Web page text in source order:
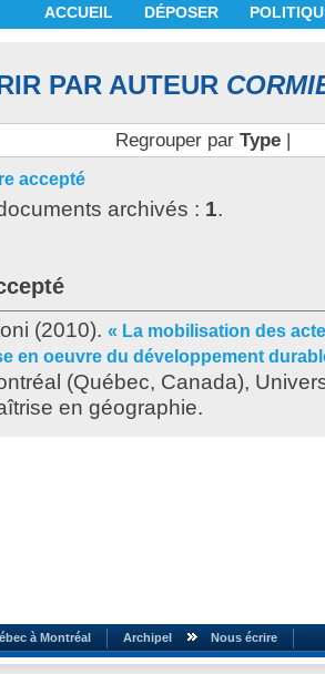
ACCUEIL DÉPOSER
PAR AUTEUR
Regrouper par Type|
accepté
archivés : 1.
(2010). « La mobilisation des
en oeuvre du développement
(Québec, Canada),
en géographie.
à Montréal Archipel Nous écrire